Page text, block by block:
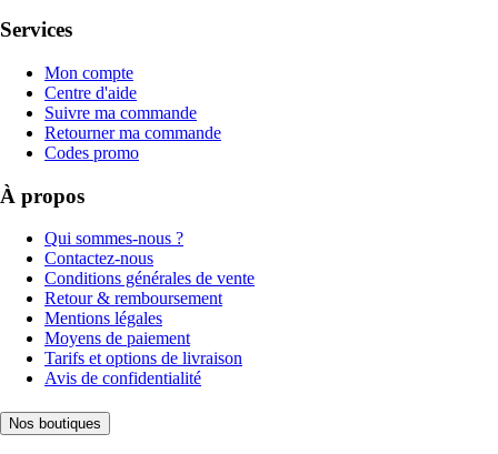
Services
Mon compte
Centre d'aide
Suivre ma commande
Retourner ma commande
Codes promo
À propos
Qui sommes-nous ?
Contactez-nous
Conditions générales de vente
Retour & remboursement
Mentions légales
Moyens de paiement
Tarifs et options de livraison
Avis de confidentialité
Nos boutiques